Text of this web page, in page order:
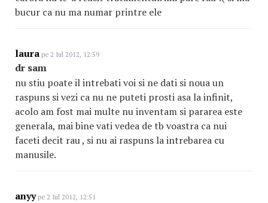
bucur ca nu ma numar printre ele
laura pe 2 Iul 2012, 12:59
dr sam
nu stiu poate il intrebati voi si ne dati si noua un
raspuns si vezi ca nu ne puteti prosti asa la infinit,
acolo am fost mai multe nu inventam si pararea este
generala, mai bine vati vedea de tb voastra ca nui
faceti decit rau , si nu ai raspuns la intrebarea cu
manusile.
anyype 2 Iul 2012, 12:51